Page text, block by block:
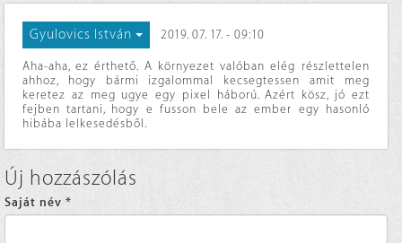
Gyulovics István 2019. 07. 17. - 09:10
Aha-aha, ez érthető. A környezet valóban elég részlettelen
ahhoz, hogy bármi izgalommal kecsegtessen amit meg
keretez az meg ugye egy pixel háború. Azért kösz, jó ezt
fejben tartani, hogy e fusson bele az ember egy hasonló
hibába lelkesedésből.
Új hozzászólás
Saját név *